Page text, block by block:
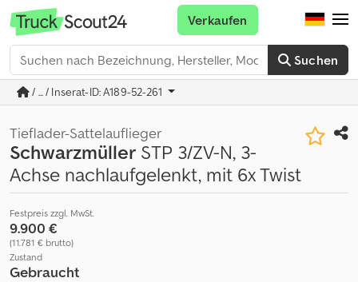
Suchen
Verkaufen
/ ... / Inserat-ID: A189-52-261
Tieflader-Sattelauflieger
Schwarzmüller STP 3/ZV-N, 3-
Achse nachlaufgelenkt, mit 6x Twist
Festpreis zzgl. MwSt.
9.900 €
(11.781 € brutto)
Zustand
Gebraucht